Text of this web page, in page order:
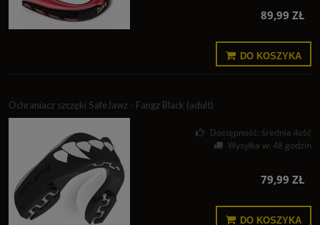
89,99 ZŁ
DO KOSZYKA
Ochraniacz szczęki SafeJawz - Fangz Black (adult)
Dostępność: średnia ilość
Wysyłka w: 48 godzin
79,99 ZŁ
DO KOSZYKA